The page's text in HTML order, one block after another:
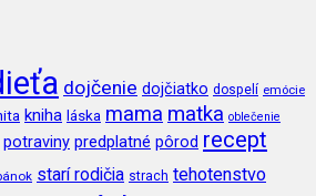
dojčenie dojčiatko dospelí emócie
kniha láska mama matka oblečenie
potraviny predplatné pôrod recept
starí rodičia strach tehotenstvo